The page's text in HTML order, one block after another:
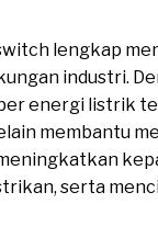
lengkap
industri.
energi listrik
membantu
serta